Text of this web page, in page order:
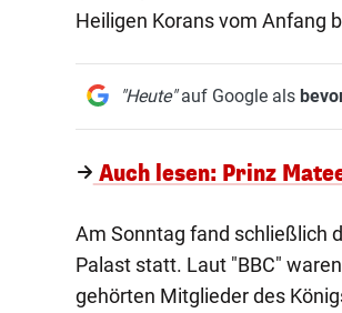
Heiligen Korans vom Anfang
"Heute"auf Google als
Auch lesen: Prinz
Am Sonntag fand schließlich
Palast statt. Laut "BBC"
gehörten Mitglieder des